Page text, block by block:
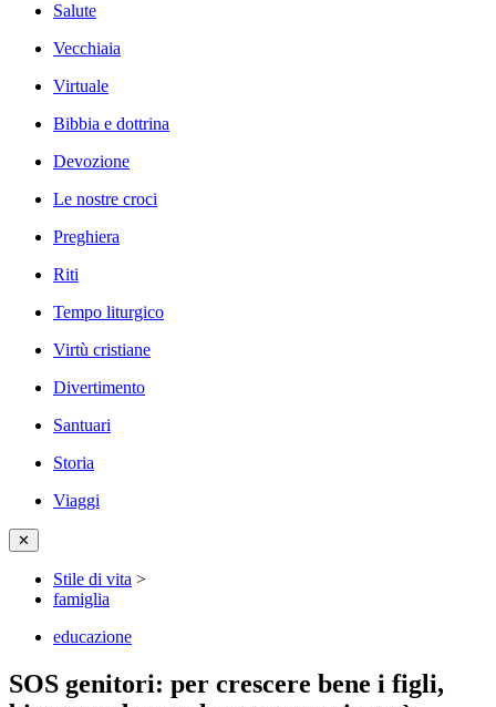
Salute
Vecchiaia
Virtuale
Bibbia e dottrina
Devozione
Le nostre croci
Preghiera
Riti
Tempo liturgico
Virtù cristiane
Divertimento
Santuari
Storia
Viaggi
✕
Stile di vita >
famiglia
educazione
SOS genitori: per crescere bene i figli,